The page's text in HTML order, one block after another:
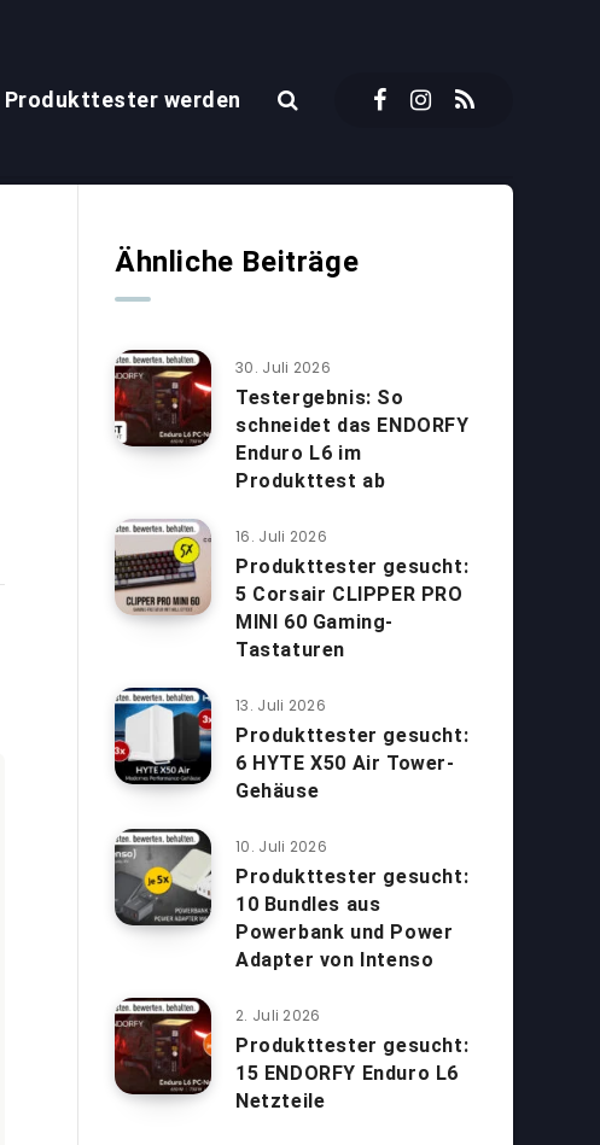
Produkttester werden
Ähnliche Beiträge
30. Juli 2026
Testergebnis: So
schneidet das ENDORFY
Enduro L6 im
Produkttest ab
16. Juli 2026
Produkttester gesucht:
5 Corsair CLIPPER PRO
MINI 60 Gaming-
Tastaturen
13. Juli 2026
Produkttester gesucht:
6 HYTE X50 Air Tower-
Gehäuse
10. Juli 2026
Produkttester gesucht:
10 Bundles aus
Powerbank und Power
Adapter von Intenso
2. Juli 2026
Produkttester gesucht:
15 ENDORFY Enduro L6
Netzteile